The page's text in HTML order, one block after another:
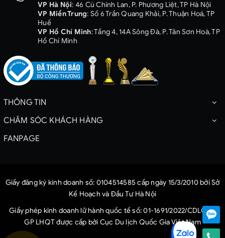
VP Hà Nội: 46 Cù Chính Lan, P. Phương Liệt, TP Hà Nội
VP Miền Trung: Số 6 Trần Quang Khải, P. Thuận Hoá, TP
Huế
VP Hồ Chí Minh: Tầng 4, 14A Sông Đà, P. Tân Sơn Hoà, TP
Hồ Chí Minh
THÔNG TIN
CHĂM SÓC KHÁCH HÀNG
FANPAGE
Giấy đăng ký kinh doanh số: 0104514585 cấp ngày 15/3/2010 bởi Sở
Kế Hoạch và Đầu Tư Hà Nội
Giấy phép kinh doanh lữ hành quốc tế số: 01-1691/2022/CDLQG-
GP LHQT được cấp bởi Cục Du lịch Quốc Gia Việt Nam